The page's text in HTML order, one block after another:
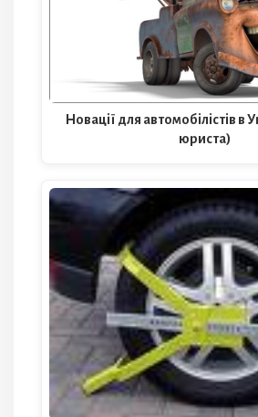
Новації для автомобілістів в
юриста)